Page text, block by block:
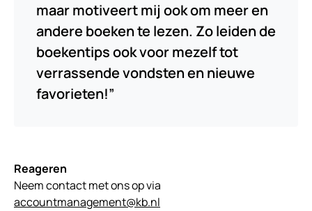
maar motiveert mij ook om meer en
andere boeken te lezen. Zo leiden de
boekentips ook voor mezelf tot
verrassende vondsten en nieuwe
favorieten!”
Reageren
Neem contact met ons op via
accountmanagement@kb.nl